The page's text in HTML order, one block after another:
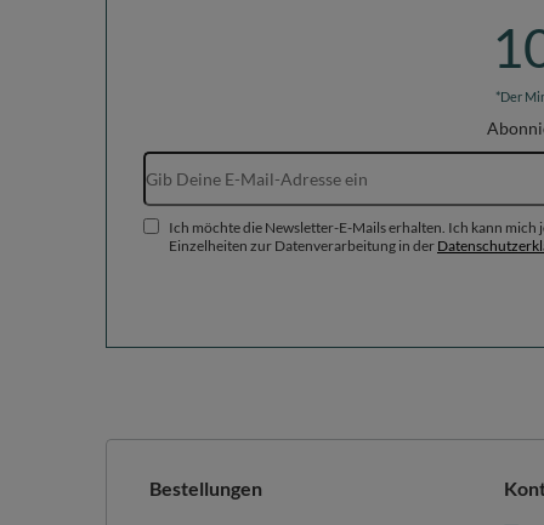
*Der
Ich möchte die Newsletter-E-Mails erhalten. Ich kann
Einzelheiten zur Datenverarbeitung in der
Bestellungen